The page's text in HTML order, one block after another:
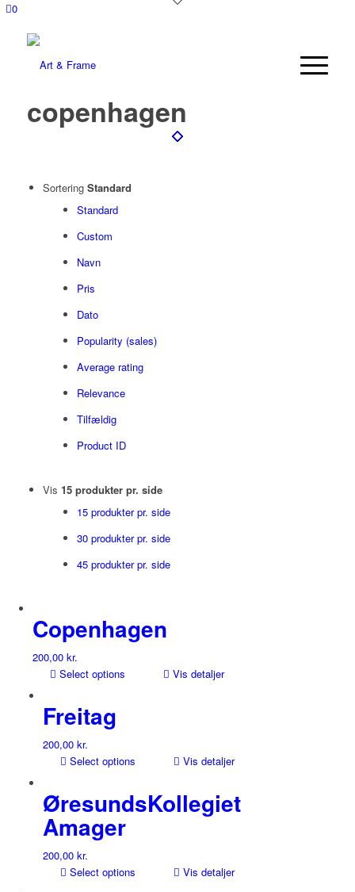
0
copenhagen
Sortering Standard
Standard
Custom
Navn
Pris
Dato
Popularity (sales)
Average rating
Relevance
Tilfældig
Product ID
Vis 15 produkter pr. side
15 produkter pr. side
30 produkter pr. side
45 produkter pr. side
Copenhagen
200,00 kr.
Select options
Vis detaljer
Freitag
200,00 kr.
Select options
Vis detaljer
ØresundsKollegiet
Amager
200,00 kr.
Select options
Vis detaljer